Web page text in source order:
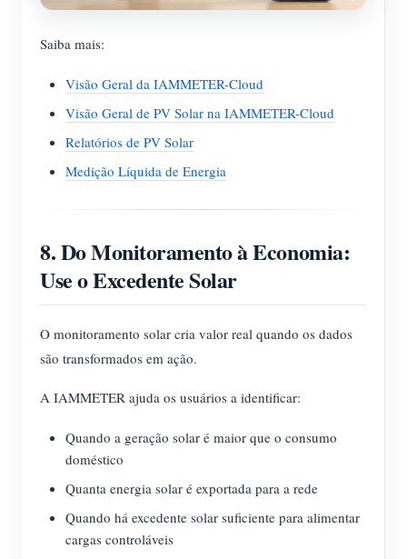
Saiba mais:
Visão Geral da IAMMETER-Cloud
Visão Geral de PV Solar na IAMMETER-Cloud
Relatórios de PV Solar
Medição Líquida de Energia
8. Do Monitoramento à Economia:
Use o Excedente Solar
O monitoramento solar cria valor real quando os dados
são transformados em ação.
A IAMMETER ajuda os usuários a identificar:
Quando a geração solar é maior que o consumo
doméstico
Quanta energia solar é exportada para a rede
Quando há excedente solar suficiente para alimentar
cargas controláveis